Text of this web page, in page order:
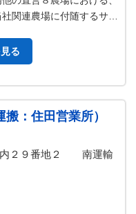
関連農場に付随するサポ
る
：住田営業所）
内２９番地２ 南運輸